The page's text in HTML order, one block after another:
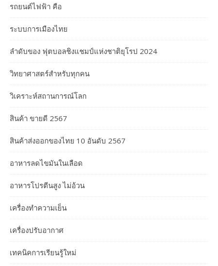
รถยนต์ไฟฟ้า คือ
ระบบการเมืองไทย
ลำดับของ ฟุตบอลชิงแชมป์แห่งชาติยุโรป 2024
วิทยาศาสตร์สำหรับทุกคน
วิเคราะห์สถานการณ์โลก
สินค้า ขายดี 2567
สินค้าส่งออกของไทย 10 อันดับ 2567
อาหารลดไขมันในเลือด
อาหารโปรตีนสูง ไม่อ้วน
เครื่องทำความเย็น
เครื่องปรับอากาศ
เทคนิคการเรียนรู้ใหม่